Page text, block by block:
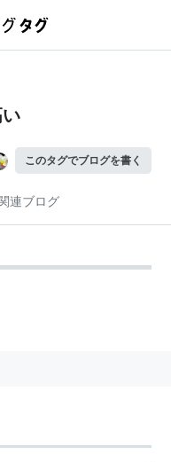
このタグでブログを書く
連ブログ